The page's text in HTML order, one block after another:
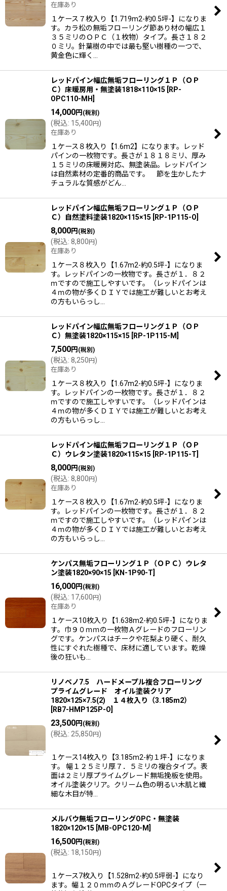
在庫あり
１ケース７枚入り【1.719m2-約0.5坪-】になりま
す。カラ松の無垢フローリング節あり材の幅広１
３５ミリのＯＰＣ（１枚物）タイプ。長さ１８２
０ミリ。針葉樹の中では最も堅い樹種の一つで、
黄金色に輝く…
レッドパイン幅広無垢フローリング１Ｐ（ＯＰ
Ｃ）床暖房用・無塗装1818×110×15
RP-
OPC110-MH
14,000円 (税別)
(税込: 15,400 円 )
在庫あり
１ケース８枚入り【1.6m2】になります。レッド
パインの一枚物です。長さが１８１８ミリ、厚み
１５ミリの床暖房対応、無塗装品。レッドパイン
は自然素材の定番的商品です。 節を生かしたナ
チュラルな質感がどん…
レッドパイン幅広無垢フローリング１Ｐ（ＯＰ
Ｃ）自然塗料塗装1820×115×15
RP-1P115-O
8,000円 (税別)
(税込: 8,800 円 )
在庫あり
１ケース８枚入り【1.67m2-約0.5坪-】になりま
す。レッドパインの一枚物です。長さが１．８２
ｍですので施工しやすいです。（レッドパインは
４ｍの物が多くＤＩＹでは施工が難しいとお考え
の方もいらっし…
レッドパイン幅広無垢フローリング１Ｐ（ＯＰ
Ｃ）無塗装1820×115×15
RP-1P115-M
7,500円 (税別)
(税込: 8,250 円 )
在庫あり
１ケース８枚入り【1.67m2-約0.5坪-】になりま
す。レッドパインの一枚物です。長さが１．８２
ｍですので施工しやすいです。（レッドパインは
４ｍの物が多くＤＩＹでは施工が難しいとお考え
の方もいらっし…
レッドパイン幅広無垢フローリング１Ｐ（ＯＰ
Ｃ）ウレタン塗装1820×115×15
RP-1P115-T
8,000円 (税別)
(税込: 8,800 円 )
在庫あり
１ケース８枚入り【1.67m2-約0.5坪-】になりま
す。レッドパインの一枚物です。長さが１．８２
ｍですので施工しやすいです。（レッドパインは
４ｍの物が多くＤＩＹでは施工が難しいとお考え
の方もいらっし…
ケンパス無垢フローリング１Ｐ（ＯＰＣ）ウレタ
ン塗装1820×90×15
KN-1P90-T
16,000円 (税別)
(税込: 17,600 円 )
在庫あり
１ケース10枚入り【1.638m2-約0.5坪-】になりま
す。巾９０ｍｍの一枚物Ａグレードのフローリン
グです。ケンパスはチークや花梨より硬く、耐久
性にすぐれた樹種で、床材に適しています。乾燥
後の狂いも…
リノベノ7.5 ハードメープル複合フローリング
プライムグレード オイル塗装クリア
1820×125×7.5(2) １４枚入り（3.185m2）
RB7-HMP125P-O
23,500円 (税別)
(税込: 25,850 円 )
１ケース14枚入り【3.185m2-約１坪-】になりま
す。 幅１２５ミリ厚７．５ミリの複合タイプ。表
面は２ミリ厚プライムグレード無垢挽板を使用。
オイル塗装クリア。クリーム色の明るい木肌と繊
細な木目が特…
メルバウ無垢フローリングOPC・無塗装
1820×120×15
MB-OPC120-M
16,500円 (税別)
(税込: 18,150 円 )
１ケース7枚入り【1.528m2-約0.5坪弱-】になり
ます。幅１２０ｍｍのＡグレードOPCタイプ（一